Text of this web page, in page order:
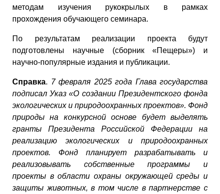
методам изучения рукокрылых в рамках
прохождения обучающего семинара.
По результатам реализации проекта будут
подготовлены научные (сборник «Пещеры») и
научно-популярные издания и публикации.
Справка. 7 февраля 2025 года Глава государства
подписал Указ «О создании Президентского фонда
экологических и природоохранных проектов». Фонд
природы на конкурсной основе будет выделять
гранты Президента Российской Федерации на
реализацию экологических и природоохранных
проектов. Фонд планирует разрабатывать и
реализовывать собственные программы и
проекты в области охраны окружающей среды и
защиты животных, в том числе в партнерстве с